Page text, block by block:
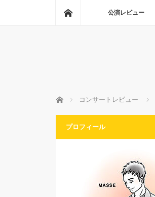
公演レビュー
ホーム コンサートレビュー
プロフィール